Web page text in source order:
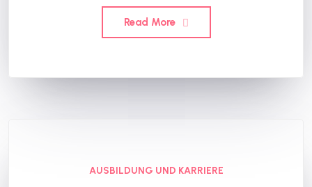
Read More
AUSBILDUNG UND KARRIERE